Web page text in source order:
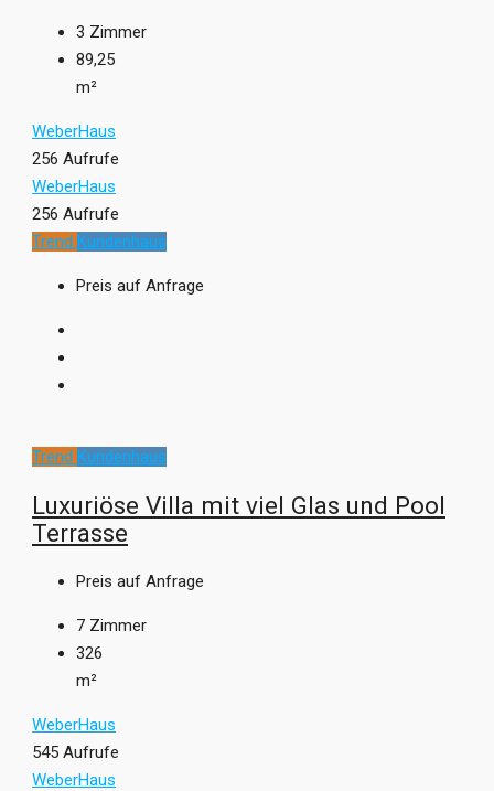
3 Zimmer
89,25
m²
WeberHaus
256 Aufrufe
WeberHaus
256 Aufrufe
Trend Kundenhaus
Preis auf Anfrage
Trend Kundenhaus
Luxuriöse Villa mit viel Glas und Pool
Terrasse
Preis auf Anfrage
7 Zimmer
326
m²
WeberHaus
545 Aufrufe
WeberHaus